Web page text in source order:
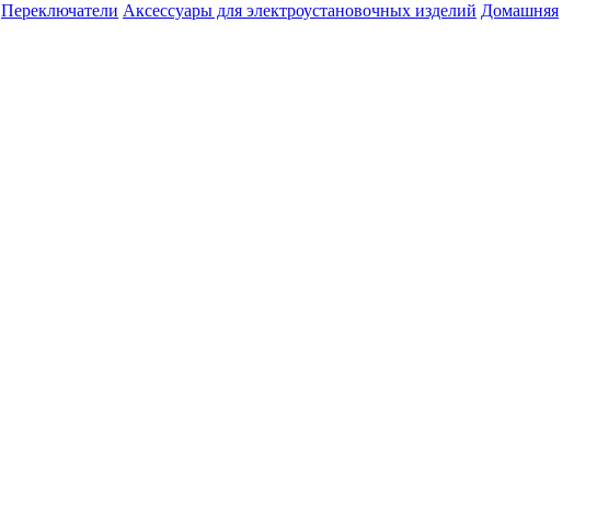
Переключатели Аксессуары для электроустановочных изделий Домашняя